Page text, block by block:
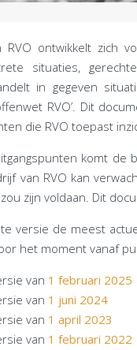
RVO ontwikkelt zich
situaties,
in gegeven
RVO’. Dit
die RVO toepast
komt de
van RVO kan
zijn voldaan. Dit
versie de meest
het moment vanaf
van 1 februari 2025
van 1 juni 2024
van 1 april 2023
van 1 februari 2022